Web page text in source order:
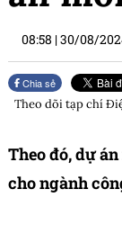
08:58 |30/08/
Chia sẻ
Theo dõi tạp chí
Theo đó, dự
cho ngành